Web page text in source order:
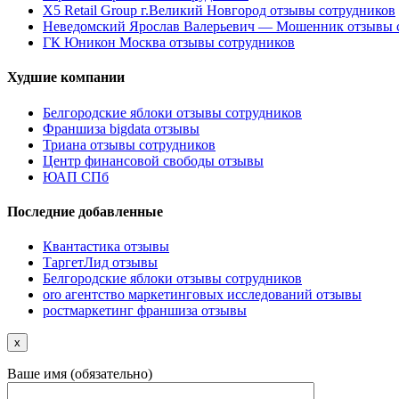
X5 Retail Group г.Великий Новгород отзывы сотрудников
Неведомский Ярослав Валерьевич — Мошенник отзывы
ГК Юникон Москва отзывы сотрудников
Худшие компании
Белгородские яблоки отзывы сотрудников
Франшиза bigdata отзывы
Триана отзывы сотрудников
Центр финансовой свободы отзывы
ЮАП СПб
Последние добавленные
Квантастика отзывы
ТаргетЛид отзывы
Белгородские яблоки отзывы сотрудников
oro агентство маркетинговых исследований отзывы
ростмаркетинг франшиза отзывы
x
Ваше имя (обязательно)